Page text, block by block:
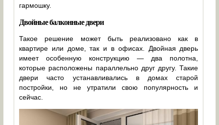
гармошку.
Двойные балконные двери
Такое решение может быть реализовано как в
квартире или доме, так и в офисах. Двойная дверь
имеет особенную конструкцию — два полотна,
которые расположены параллельно друг другу. Такие
двери часто устанавливались в домах старой
постройки, но не утратили свою популярность и
сейчас.